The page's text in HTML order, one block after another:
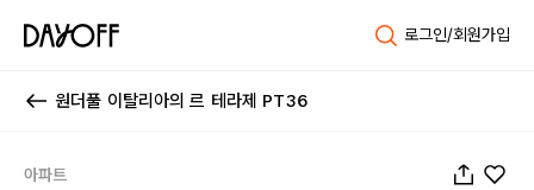
로그인/회원가입
원더풀 이탈리아의 르 테라제 PT36
아파트